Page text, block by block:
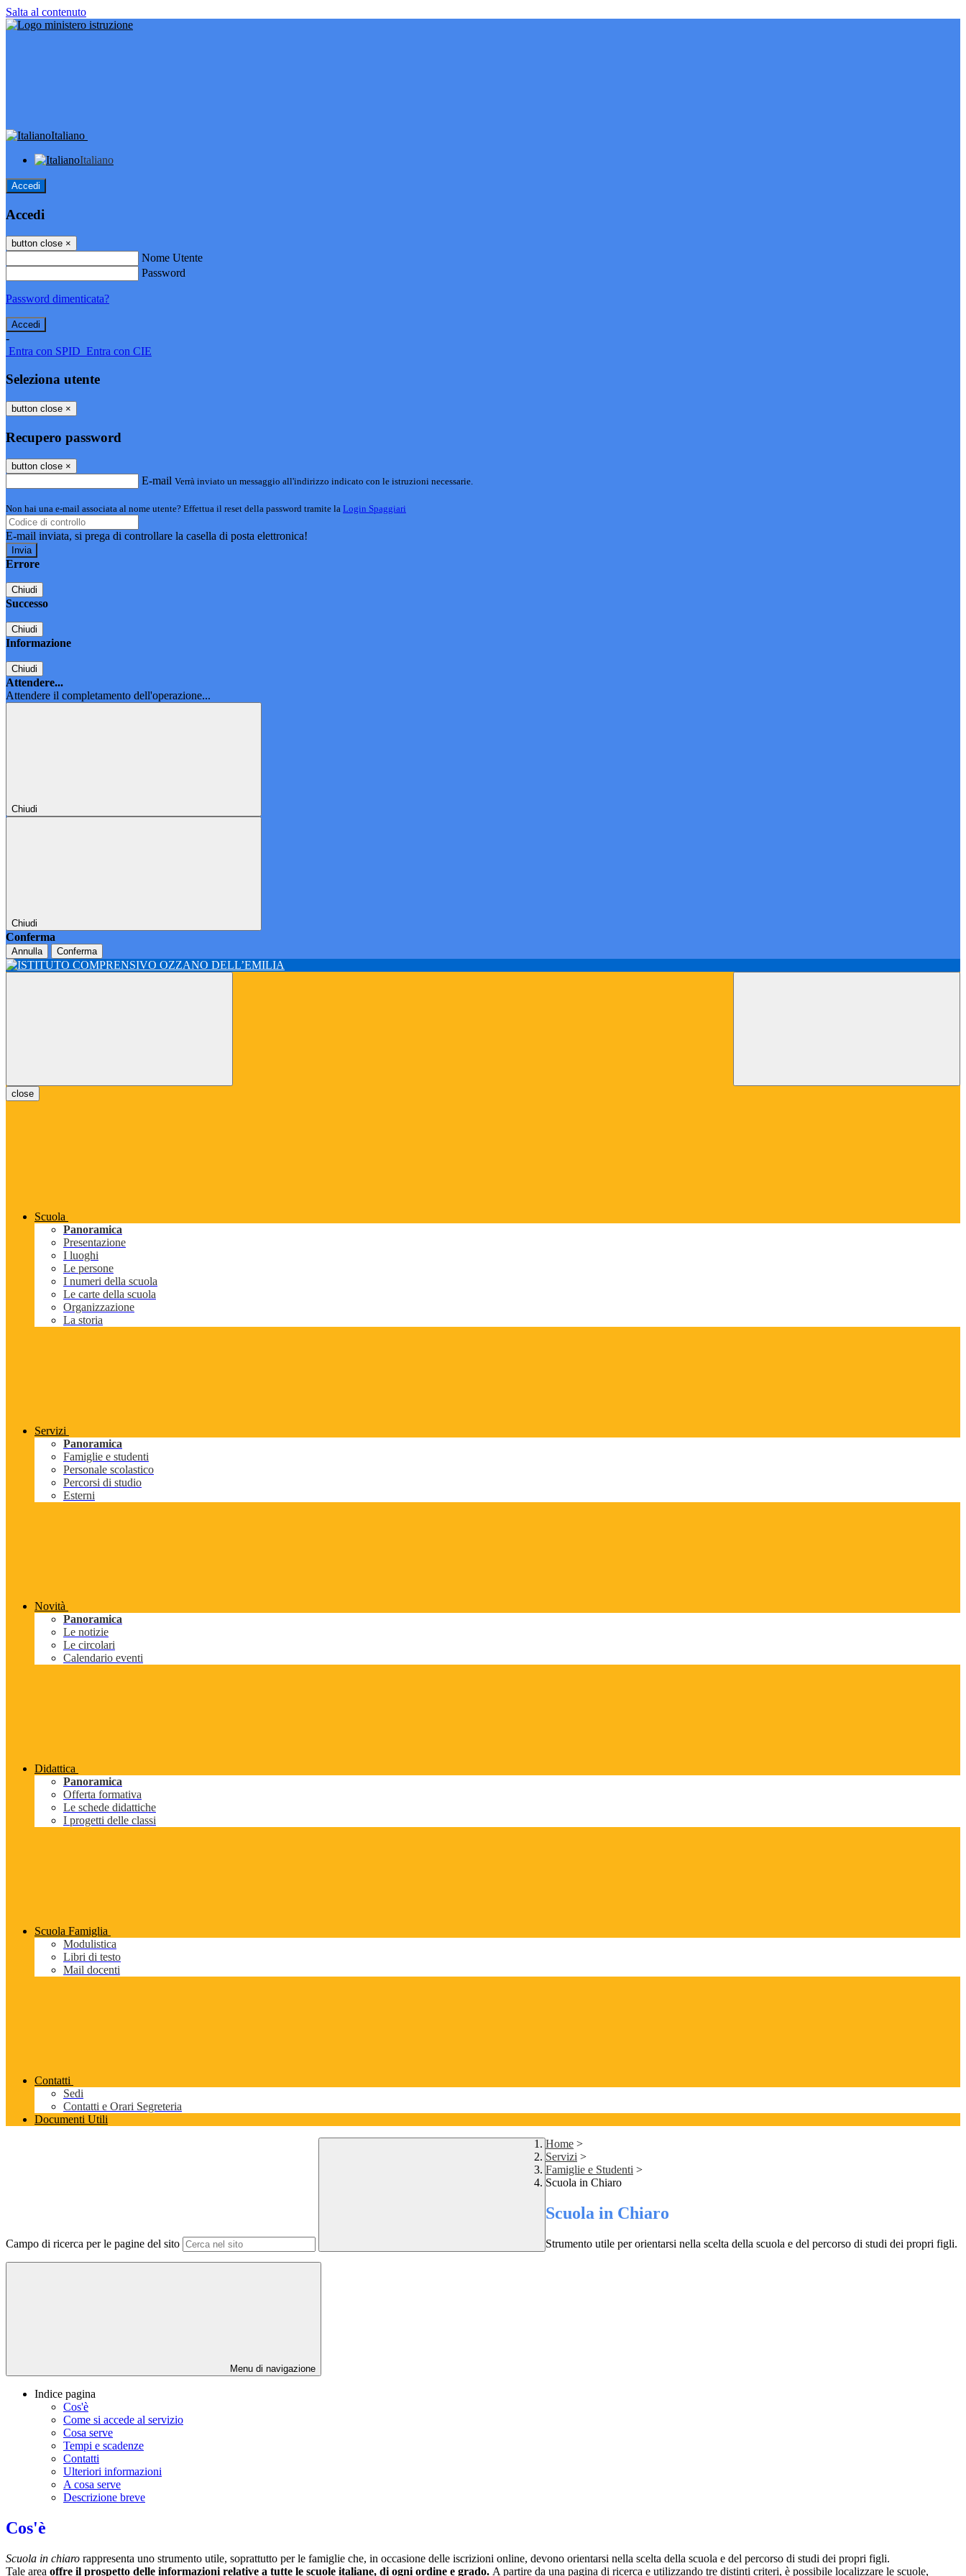
Salta al contenuto
Italiano
Italiano
Accedi
Accedi
button close ×
Nome Utente
Password
Password dimenticata?
-
Entra con SPID Entra con CIE
Seleziona utente
button close ×
Recupero password
button close ×
E-mail Verrà inviato un messaggio all'indirizzo indicato con le istruzioni necessarie.
Non hai una e-mail associata al nome utente? Effettua il reset della password tramite la Login Spaggiari
E-mail inviata, si prega di controllare la casella di posta elettronica!
Errore
Chiudi
Successo
Chiudi
Informazione
Chiudi
Attendere...
Attendere il completamento dell'operazione...
Chiudi
Chiudi
Conferma
Annulla Conferma
close
Scuola
Panoramica
Presentazione
I luoghi
Le persone
I numeri della scuola
Le carte della scuola
Organizzazione
La storia
Servizi
Panoramica
Famiglie e studenti
Personale scolastico
Percorsi di studio
Esterni
Novità
Panoramica
Le notizie
Le circolari
Calendario eventi
Didattica
Panoramica
Offerta formativa
Le schede didattiche
I progetti delle classi
Scuola Famiglia
Modulistica
Libri di testo
Mail docenti
Contatti
Sedi
Contatti e Orari Segreteria
Documenti Utili
Campo di ricerca per le pagine del sito
Home >
Servizi >
Famiglie e Studenti >
Scuola in Chiaro
Scuola in Chiaro
Strumento utile per orientarsi nella scelta della scuola e del percorso di studi dei propri figli.
Menu di navigazione
Indice pagina
Cos'è
Come si accede al servizio
Cosa serve
Tempi e scadenze
Contatti
Ulteriori informazioni
A cosa serve
Descrizione breve
Cos'è
Scuola in chiaro rappresenta uno strumento utile, soprattutto per le famiglie che, in occasione delle iscrizioni online, devono orientarsi nella scelta della scuola e del percorso di studi dei propri figli.
Tale area offre il prospetto delle informazioni relative a tutte le scuole italiane, di ogni ordine e grado. A partire da una pagina di ricerca e utilizzando tre distinti criteri, è possibile localizzare le scuole,